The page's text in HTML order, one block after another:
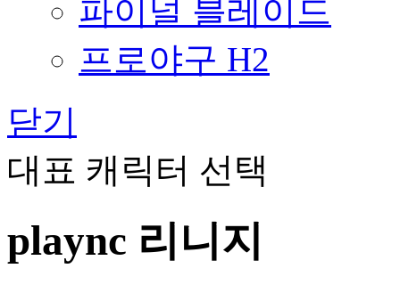
파이널 블레이드
프로야구 H2
닫기
대표 캐릭터 선택
plaync 리니지